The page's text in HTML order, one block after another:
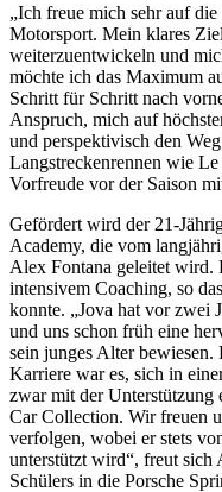
„Ich freue mich sehr auf
Motorsport. Mein klares
weiterzuentwickeln und
möchte ich das Maximum
Schritt für Schritt nach
Anspruch, mich auf
und perspektivisch den
Langstreckenrennen wie
Vorfreude vor der Saison
Gefördert wird der 21-
Academy, die vom
Alex Fontana geleitet wird.
intensivem Coaching, so
konnte. „Jova hat vor zwei
und uns schon früh eine
sein junges Alter
Karriere war es, sich in
zwar mit der Unterstützung
Car Collection. Wir freuen
verfolgen, wobei er stets
unterstützt wird“, freut sich
Schülers in die Porsche